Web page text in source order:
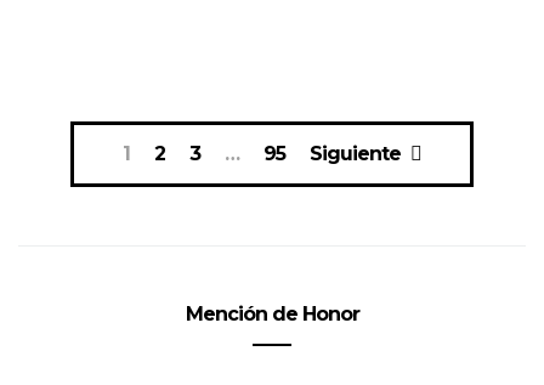
Navegación
entradas
1 2 3 … 95 Siguiente
Mención de Honor